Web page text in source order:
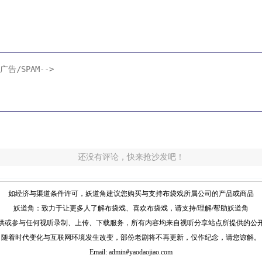
还没有评论，快来抢沙发吧！
如经济与渠道条件许可，妖道角建议您购买与支持布袋戏所属公司的产品或商品
妖道角：致力于让更多人了解布袋戏、喜欢布袋戏，请支持/理解/帮助妖道角
或参与任何视听录制、上传、下载服务，所有内容均来自视听分享站点所提供的公
随着时代变化与互联网环境发生改变，部份老剧将不再更新，仅作纪念，请您谅解。
Email: admin#yaodaojiao.com